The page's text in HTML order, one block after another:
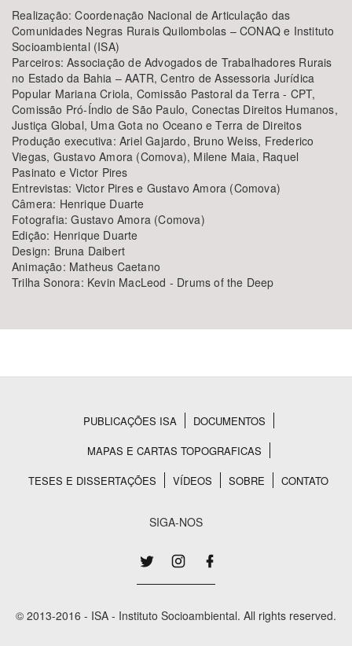
Realização: Coordenação Nacional de Articulação das
Comunidades Negras Rurais Quilombolas – CONAQ e Instituto
Socioambiental (ISA)
Parceiros: Associação de Advogados de Trabalhadores Rurais
no Estado da Bahia – AATR, Centro de Assessoria Jurídica
Popular Mariana Criola, Comissão Pastoral da Terra - CPT,
Comissão Pró-Índio de São Paulo, Conectas Direitos Humanos,
Justiça Global, Uma Gota no Oceano e Terra de Direitos
Produção executiva: Ariel Gajardo, Bruno Weiss, Frederico
Viegas, Gustavo Amora (Comova), Milene Maia, Raquel
Pasinato e Victor Pires
Entrevistas: Victor Pires e Gustavo Amora (Comova)
Câmera: Henrique Duarte
Fotografia: Gustavo Amora (Comova)
Edição: Henrique Duarte
Design: Bruna Daibert
Animação: Matheus Caetano
Trilha Sonora: Kevin MacLeod - Drums of the Deep
Rodapé
PUBLICAÇÕES ISA
DOCUMENTOS
MAPAS E CARTAS TOPOGRAFICAS
TESES E DISSERTAÇÕES
VÍDEOS SOBRE CONTATO
SIGA-NOS
© 2013-2016 - ISA - Instituto Socioambiental. All rights reserved.